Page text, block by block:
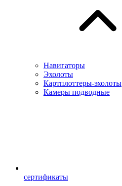
Навигаторы
Эхолоты
Картплоттеры-эхолоты
Камеры подводные
сертификаты